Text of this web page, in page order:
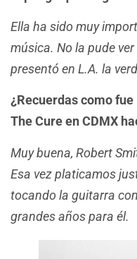
Ella ha sido muy
música. No la pude
presentó en L.A. la
¿Recuerdas como
The Cure en CDMX
Muy buena, Robert
Esa vez platicamos
tocando la guitarra
grandes años para él.